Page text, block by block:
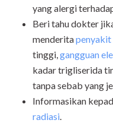
yang alergi
Beri tahu dokter
menderitapenyakit
tinggi,gangguan
kadar trigliserida
tanpa sebab yang
Informasikan
radiasi.